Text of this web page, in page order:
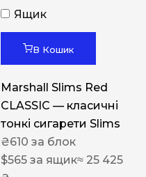
Ящик
В Кошик
Marshall Slims Red
CLASSIC — класичні
тонкі сигарети Slims
₴610 за блок
$565 за ящик≈ 25 425